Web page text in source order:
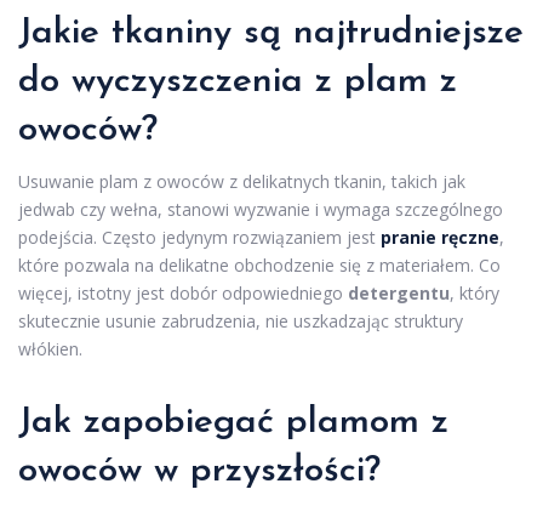
Jakie tkaniny są najtrudniejsze
do wyczyszczenia z plam z
owoców?
Usuwanie plam z owoców z delikatnych tkanin, takich jak
jedwab czy wełna, stanowi wyzwanie i wymaga szczególnego
podejścia. Często jedynym rozwiązaniem jest pranie ręczne,
które pozwala na delikatne obchodzenie się z materiałem. Co
więcej, istotny jest dobór odpowiedniego detergentu, który
skutecznie usunie zabrudzenia, nie uszkadzając struktury
włókien.
Jak zapobiegać plamom z
owoców w przyszłości?